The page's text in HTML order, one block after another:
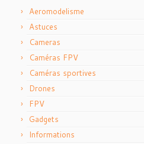
Aeromodelisme
Astuces
Cameras
Caméras FPV
Caméras sportives
Drones
FPV
Gadgets
Informations